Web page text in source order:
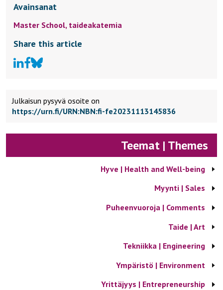
Avainsanat
Master School, taideakatemia
Share this article
Julkaisun pysyvä osoite on
https://urn.fi/URN:NBN:fi-fe20231113145836
Teemat | Themes
Hyve | Health and Well-being
Myynti | Sales
Puheenvuoroja | Comments
Taide | Art
Tekniikka | Engineering
Ympäristö | Environment
Yrittäjyys | Entrepreneurship